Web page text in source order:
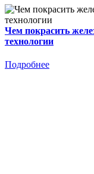
Чем покрасить
технологии
Подробнее